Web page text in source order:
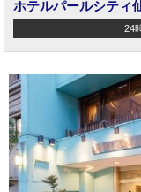
ホテルパールシティ
24